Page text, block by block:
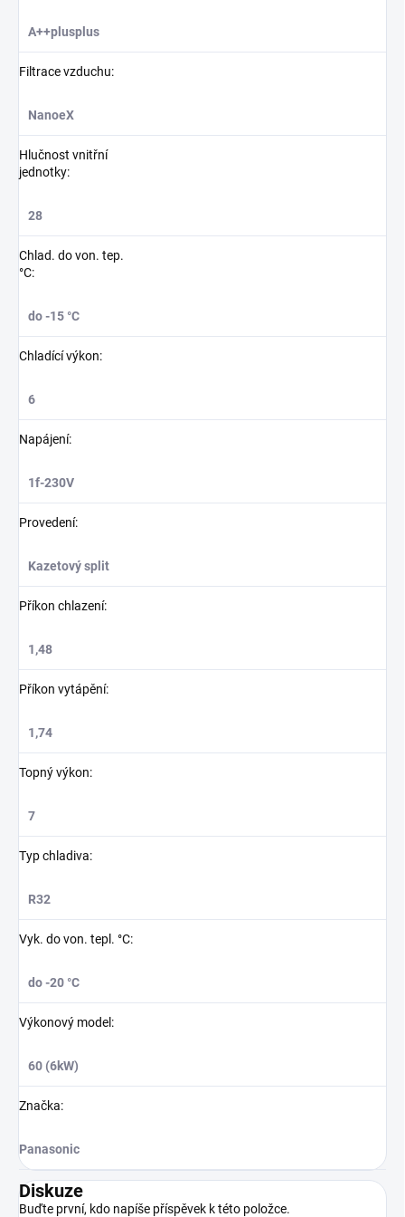
A++plusplus
Filtrace vzduchu:
NanoeX
Hlučnost vnitřní
jednotky:
28
Chlad. do von. tep.
°C:
do -15 °C
Chladící výkon:
6
Napájení:
1f-230V
Provedení:
Kazetový split
Příkon chlazení:
1,48
Příkon vytápění:
1,74
Topný výkon:
7
Typ chladiva:
R32
Vyk. do von. tepl. °C:
do -20 °C
Výkonový model :
60 (6kW)
Značka:
Panasonic
Diskuze
Buďte první, kdo napíše příspěvek k této položce.